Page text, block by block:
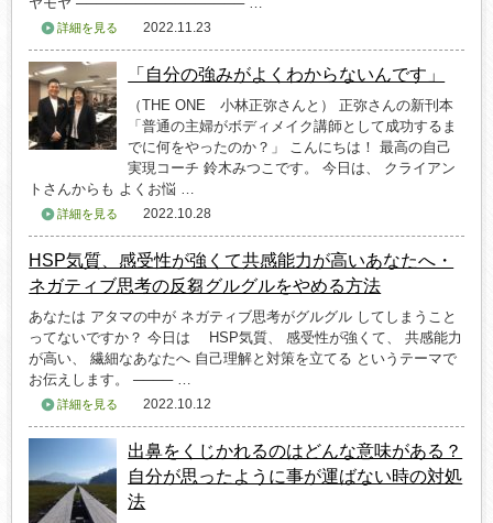
ヤモヤ ───────────────── …
詳細を見る 2022.11.23
「自分の強みがよくわからないんです」
（THE ONE 小林正弥さんと） 正弥さんの新刊本
「普通の主婦がボディメイク講師として成功するま
でに何をやったのか？」 こんにちは！ 最高の自己
実現コーチ 鈴木みつこです。 今日は、 クライアン
トさんからも よくお悩 …
詳細を見る 2022.10.28
HSP気質、感受性が強くて共感能力が高いあなたへ・
ネガティブ思考の反芻グルグルをやめる方法
あなたは アタマの中が ネガティブ思考がグルグル してしまうこと
ってないですか？ 今日は HSP気質、 感受性が強くて、 共感能力
が高い、 繊細なあなたへ 自己理解と対策を立てる というテーマで
お伝えします。 ──── …
詳細を見る 2022.10.12
出鼻をくじかれるのはどんな意味がある？
自分が思ったように事が運ばない時の対処
法